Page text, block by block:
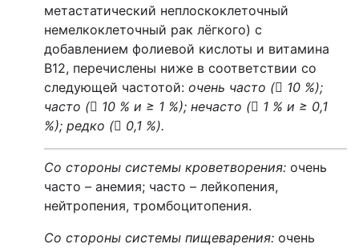
метастатический неплоскоклеточный
немелкоклеточный рак лёгкого) с
добавлением фолиевой кислоты и витамина
В12, перечислены ниже в соответствии со
следующей частотой: очень часто ( 10 %);
часто ( 10 % и ≥ 1 %); нечасто ( 1 % и ≥ 0,1
%); редко ( 0,1 %).
Со стороны системы кроветворения: очень
часто – анемия; часто – лейкопения,
нейтропения, тромбоцитопения.
Со стороны системы пищеварения: очень